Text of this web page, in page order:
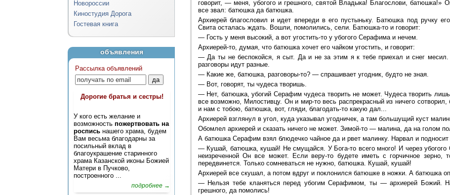
Новороссии
Киностудия Дорога
Гостевая книга
объявления
Рассылка объявлений
Дорогие братья и сестры!
У кого есть желание и
возможностьпожертвовать на
роспись нашего храма, будем
Вам весьма благодарны за
посильный вклад в
благоукрашение старинного
храма Казанской иконы Божией
Матери в Пучково,
построенного ...
подробнее →
говорит, — меня, убогого и грешного, святой Владыка! Благослови, батюшка!»
все звал: батюшка да батюшка.
Архиерей благословил и идет впереди в его пустыньку. Батюшка под ручку
Свита осталась ждать. Вошли, помолились, сели. Батюшка-то и говорит:
— Гость у меня высокий, а вот угостить-то у убогого Серафима и нечем.
Архиерей-то, думая, что батюшка хочет его чайком угостить, и говорит:
— Да ты не беспокойся, я сыт. Да и не за этим я к тебе приехал и снег
разговоры идут разные.
— Какие же, батюшка, разговоры-то? — спрашивает угодник, будто не зная.
— Вот, говорят, ты чудеса творишь.
— Нет, батюшка, убогий Серафим чудеса творить не может. Чудеса творить
все возможно, Милостивцу. Он и мир-то весь распрекрасный из ничего
и нам с тобою, батюшка, вот, гляди, благодать-то какую дал...
Архиерей взглянул в угол, куда указывал угодничек, а там большущий куст
Обомлел архиерей и сказать ничего не может. Зимой-то — малина, да на голом
А батюшка Серафим взял блюдечко чайное да и рвет малинку. Нарвал и подносит
— Кушай, батюшка, кушай! Не смущайся. У Бога-то всего много! И через
неизреченной Он все может. Если веру-то будете иметь с горчичное
передвинется. Только сомневаться не нужно, батюшка. Кушай, кушай!
Архиерей все скушал, а потом вдруг и поклонился батюшке в ножки. А батюшка
— Нельзя тебе кланяться перед убогим Серафимом, ты — архиерей Божий.
грешного, да помолись!